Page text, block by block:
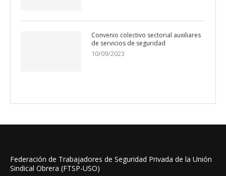
Convenio colectivo sectorial auxiliares
de servicios de seguridad
10/09/2023
Federación de Trabajadores de Seguridad Privada de la Unión
Sindical Obrera (FTSP-USO)